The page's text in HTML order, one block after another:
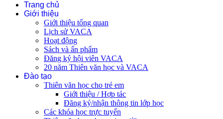
Trang chủ
Giới thiệu
Giới thiệu tổng quan
Lịch sử VACA
Hoạt động
Sách và ấn phẩm
Đăng ký hội viên VACA
20 năm Thiên văn học và VACA
Đào tạo
Thiên văn học cho trẻ em
Giới thiệu / Hợp tác
Đăng ký/nhận thông tin lớp học
Các khóa học trực tuyến